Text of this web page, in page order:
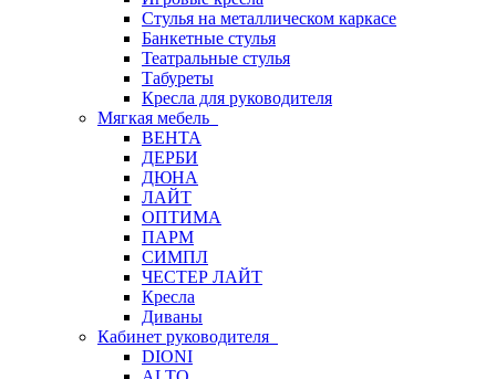
Стулья на металлическом каркасе
Банкетные стулья
Театральные стулья
Табуреты
Кресла для руководителя
Мягкая мебель
ВЕНТА
ДЕРБИ
ДЮНА
ЛАЙТ
ОПТИМА
ПАРМ
СИМПЛ
ЧЕСТЕР ЛАЙТ
Кресла
Диваны
Кабинет руководителя
DIONI